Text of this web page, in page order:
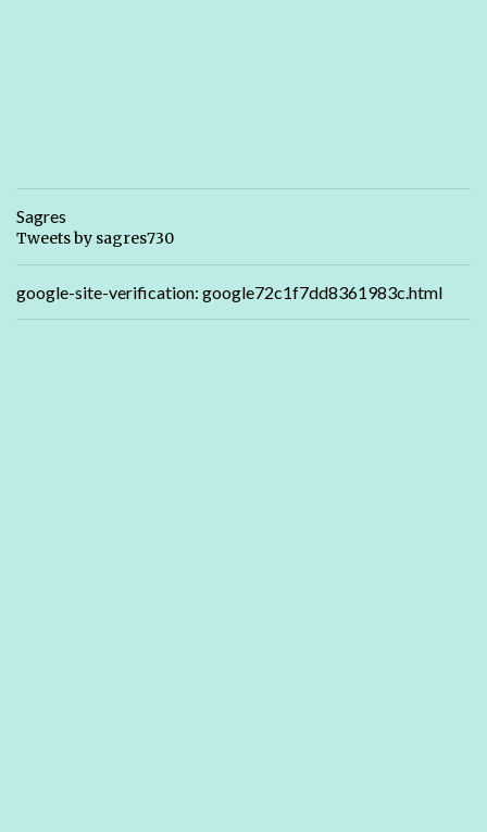
Sagres
Tweets by sagres730
google-site-verification: google72c1f7dd8361983c.html